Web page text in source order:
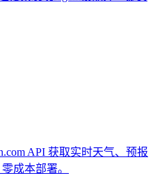
API 获取实时天气、预报
成本部署。